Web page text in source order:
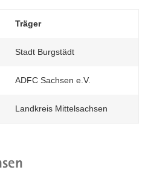
Träger
Stadt Burgstädt
ADFC Sachsen e.V.
Landkreis Mittelsachsen